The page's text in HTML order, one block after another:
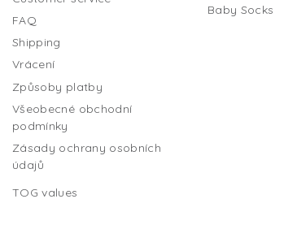
FAQ
Shipping
Vrácení
Způsoby platby
Všeobecné obchodní
podmínky
Zásady ochrany osobních
údajů
TOG values
Baby Socks